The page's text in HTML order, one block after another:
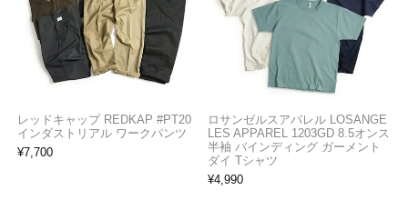
レッドキャップ REDKAP #PT20
インダストリアル ワークパンツ
¥7,700
ロサンゼルスアパレル LOSANGE
LES APPAREL 1203GD 8.5オンス
半袖 バインディング ガーメント
ダイ Tシャツ
¥4,990